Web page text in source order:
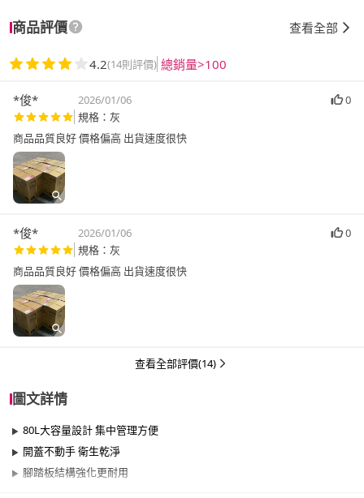
商品評價 查看全部
4.2(14則評價) 總銷量>100
*俊* 2026/01/06
0
規格：灰
商品品質良好 價格偏高 出貨速度很快
*俊* 2026/01/06
0
規格：灰
商品品質良好 價格偏高 出貨速度很快
查看全部評價(14)
圖文詳情
80L大容量設計 集中管理方便
開蓋不動手 衛生乾淨
腳踏板結構強化更耐用